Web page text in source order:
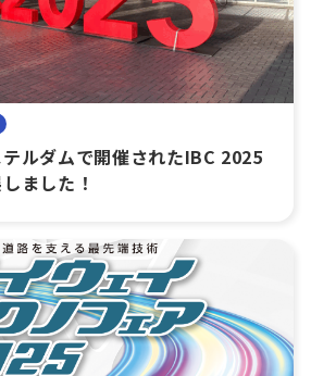
ルダムで開催されたIBC 2025
ました！